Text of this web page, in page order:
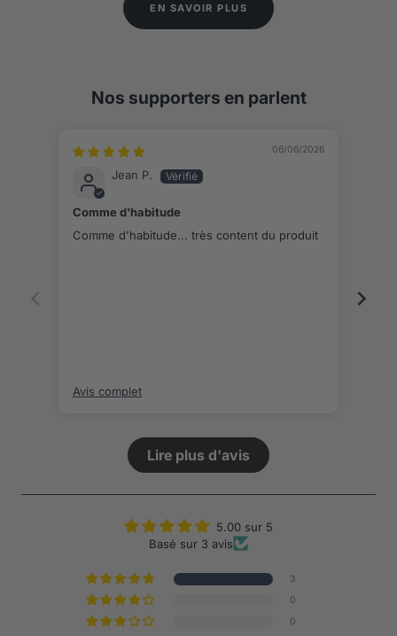
EN SAVOIR PLUS
Nos supporters en parlent
06/06/2026
Jean P.
Comme d'habitude
Comme d'habitude... très content du produit
Avis complet
Lire plus d'avis
5.00 sur 5
Basé sur 3 avis
3
0
0